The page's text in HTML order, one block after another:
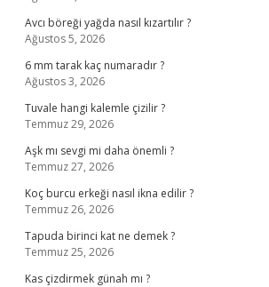
Avcı böreği yağda nasıl kızartılır ?
Ağustos 5, 2026
6 mm tarak kaç numaradır ?
Ağustos 3, 2026
Tuvale hangi kalemle çizilir ?
Temmuz 29, 2026
Aşk mı sevgi mi daha önemli ?
Temmuz 27, 2026
Koç burcu erkeği nasıl ikna edilir ?
Temmuz 26, 2026
Tapuda birinci kat ne demek ?
Temmuz 25, 2026
Kas çizdirmek günah mı ?